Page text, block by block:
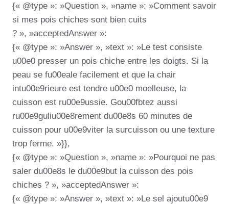
{« @type »: »Question », »name »: »Comment savoir
si mes pois chiches sont bien cuits
? », »acceptedAnswer »:
{« @type »: »Answer », »text »: »Le test consiste
u00e0 presser un pois chiche entre les doigts. Si la
peau se fu00eale facilement et que la chair
intu00e9rieure est tendre u00e0 moelleuse, la
cuisson est ru00e9ussie. Gou00fbtez aussi
ru00e9guliu00e8rement du00e8s 60 minutes de
cuisson pour u00e9viter la surcuisson ou une texture
trop ferme. »}},
{« @type »: »Question », »name »: »Pourquoi ne pas
saler du00e8s le du00e9but la cuisson des pois
chiches ? », »acceptedAnswer »:
{« @type »: »Answer », »text »: »Le sel ajoutu00e9